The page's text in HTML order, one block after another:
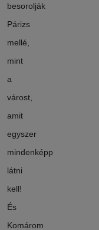
besorolják
Párizs
mellé,
mint
a
várost,
amit
egyszer
mindenképp
látni
kell!
És
Komárom